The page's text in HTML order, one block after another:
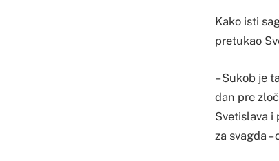
Kako isti
pretukao
– Sukob je
dan pre
Svetislava i
za svagda